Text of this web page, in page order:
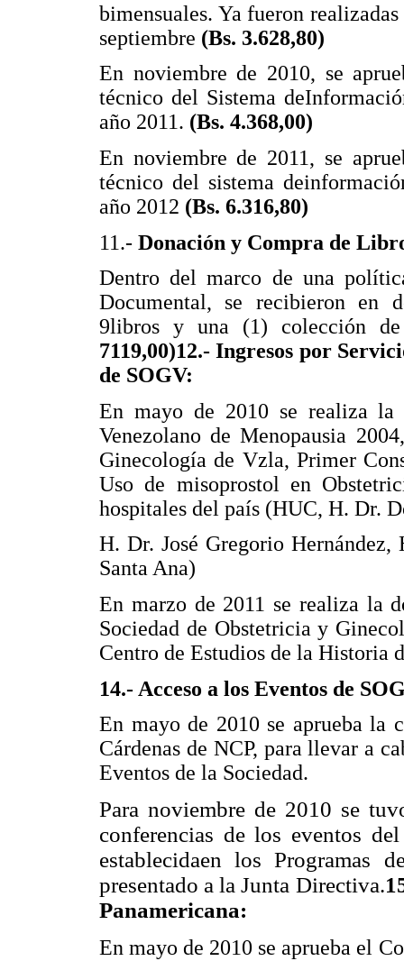
bimensuales. Ya fueron
septiembre (Bs. 3.628,80)
En noviembre de 2010, se
técnico del Sistema
año 2011. (Bs. 4.368,00)
En noviembre de 2011, se
técnico del sistema
año 2012 (Bs. 6.316,80)
11.- Donación y Compra de
Dentro del marco de una
Documental, se recibieron en
9libros y una (1) colección
7119,00)12.- Ingresos por
de SOGV:
En mayo de 2010 se realiza la
Venezolano de Menopausia
Ginecología de Vzla, Primer
Uso de misoprostol en
hospitales del país (HUC, H. Dr.
H. Dr. José Gregorio
Santa Ana)
En marzo de 2011 se realiza la
Sociedad de Obstetricia y
Centro de Estudios de la Historia
14.- Acceso a los Eventos de
En mayo de 2010 se aprueba la
Cárdenas de NCP, para llevar a
Eventos de la Sociedad.
Para noviembre de 2010 se
conferencias de los eventos
establecidaen los Programas
presentado a la Junta Directiva.
Panamericana:
En mayo de 2010 se aprueba el